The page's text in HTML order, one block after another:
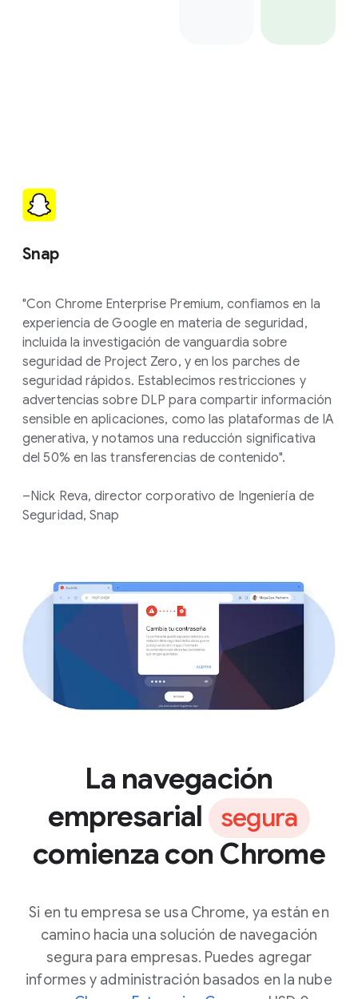
Snap
"Con Chrome Enterprise Premium, confiamos en la
experiencia de Google en materia de seguridad,
incluida la investigación de vanguardia sobre
seguridad de Project Zero, y en los parches de
seguridad rápidos. Establecimos restricciones y
advertencias sobre DLP para compartir información
sensible en aplicaciones, como las plataformas de IA
generativa, y notamos una reducción significativa
del 50% en las transferencias de contenido".
–Nick Reva, director corporativo de Ingeniería de
Seguridad, Snap
La navegación
empresarial
segura
comienza con Chrome
Si en tu empresa se usa Chrome, ya están en
camino hacia una solución de navegación
segura para empresas. Puedes agregar
informes y administración basados en la nube